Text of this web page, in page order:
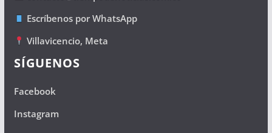
Escríbenos por WhatsApp
Villavicencio, Meta
SÍGUENOS
Facebook
Instagram